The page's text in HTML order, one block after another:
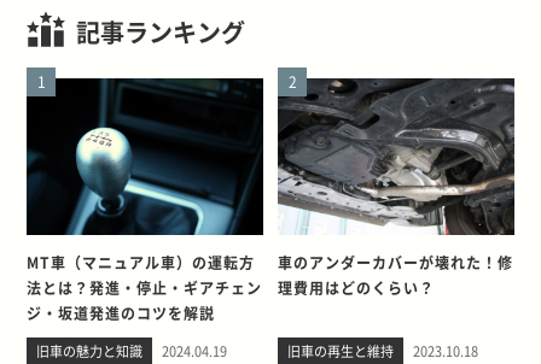
記事ランキング
1
MT車（マニュアル車）の運転方
法とは？発進・停止・ギアチェン
ジ・坂道発進のコツを解説
旧車の魅力と知識 2024.04.19
2
車のアンダーカバーが壊れた！修
理費用はどのくらい？
旧車の再生と維持 2023.10.18